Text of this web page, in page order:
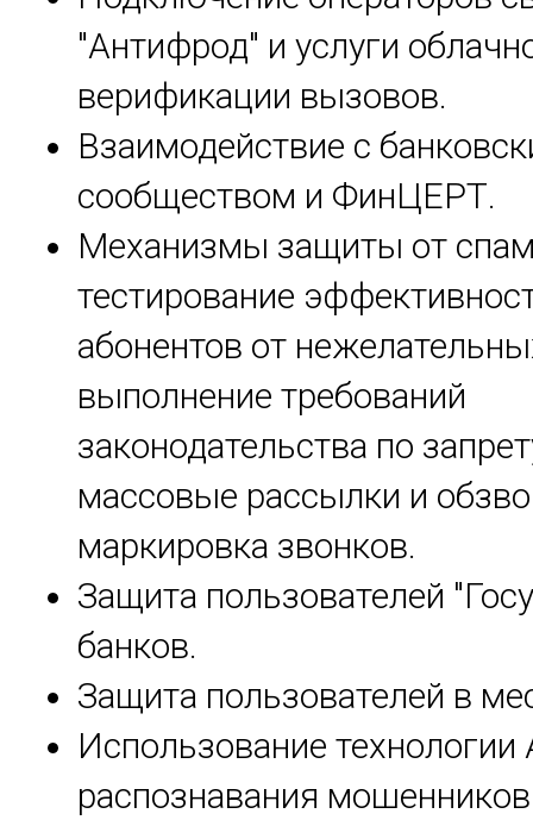
"Антифрод" и услуги
верификации вызовов.
Взаимодействие с
сообществом и ФинЦЕРТ.
Механизмы защиты от
тестирование
абонентов от
выполнение требований
законодательства по
массовые рассылки и
маркировка звонков.
Защита пользователей
банков.
Защита пользователей в
Использование технологии
распознавания